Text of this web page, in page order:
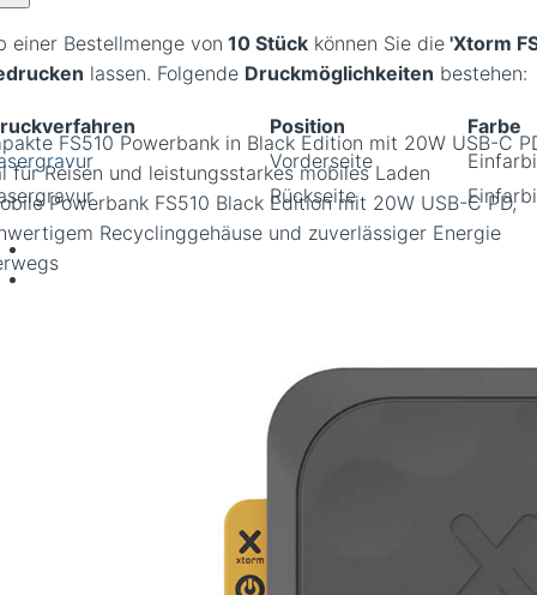
FS510 Powerbank in Black Edition mit 20W USB-C
für Reisen und leistungsstarkes mobiles Laden
einer Bestellmenge von 10 Stück können Sie die 'Xtorm
lassen. Folgende Druckmöglichkeiten bestehen:
Position
Farbe
Vorderseite
Rückseite